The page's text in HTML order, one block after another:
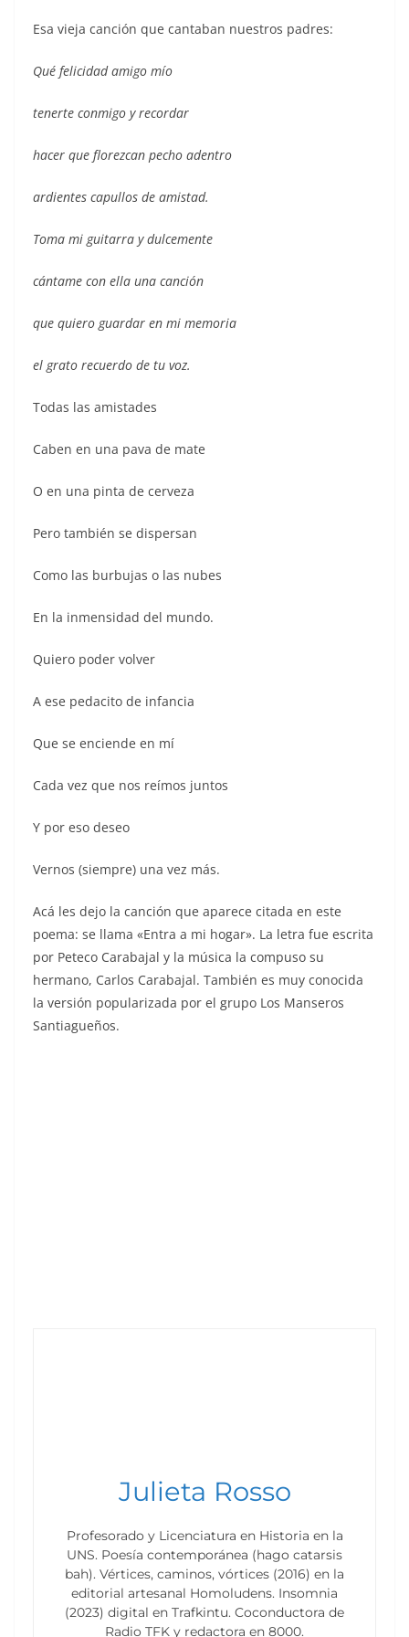
Esa vieja canción que cantaban nuestros padres:
Qué felicidad amigo mío
tenerte conmigo y recordar
hacer que florezcan pecho adentro
ardientes capullos de amistad.
Toma mi guitarra y dulcemente
cántame con ella una canción
que quiero guardar en mi memoria
el grato recuerdo de tu voz.
Todas las amistades
Caben en una pava de mate
O en una pinta de cerveza
Pero también se dispersan
Como las burbujas o las nubes
En la inmensidad del mundo.
Quiero poder volver
A ese pedacito de infancia
Que se enciende en mí
Cada vez que nos reímos juntos
Y por eso deseo
Vernos (siempre) una vez más.
Acá les dejo la canción que aparece citada en este
poema: se llama «Entra a mi hogar». La letra fue escrita
por Peteco Carabajal y la música la compuso su
hermano, Carlos Carabajal. También es muy conocida
la versión popularizada por el grupo Los Manseros
Santiagueños.
Julieta Rosso
Profesorado y Licenciatura en Historia en la
UNS. Poesía contemporánea (hago catarsis
bah). Vértices, caminos, vórtices (2016) en la
editorial artesanal Homoludens. Insomnia
(2023) digital en Trafkintu. Coconductora de
Radio TFK y redactora en 8000.